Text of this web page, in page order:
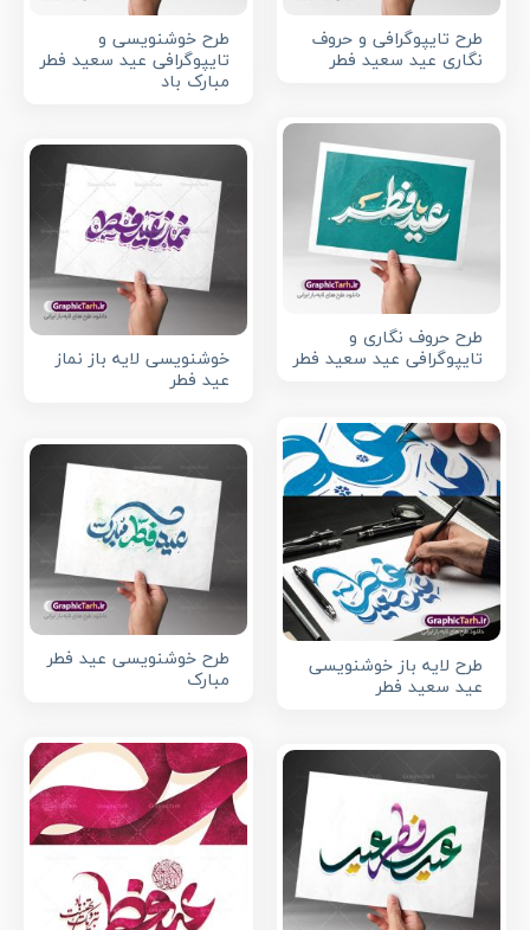
طرح تایپوگرافی و حروف
نگاری عید سعید فطر
طرح خوشنویسی و
تایپوگرافی عید سعید فطر
مبارک باد
طرح حروف نگاری و
تایپوگرافی عید سعید فطر
خوشنویسی لایه باز نماز
عید فطر
طرح لایه باز خوشنویسی
عید سعید فطر
طرح خوشنویسی عید فطر
مبارک